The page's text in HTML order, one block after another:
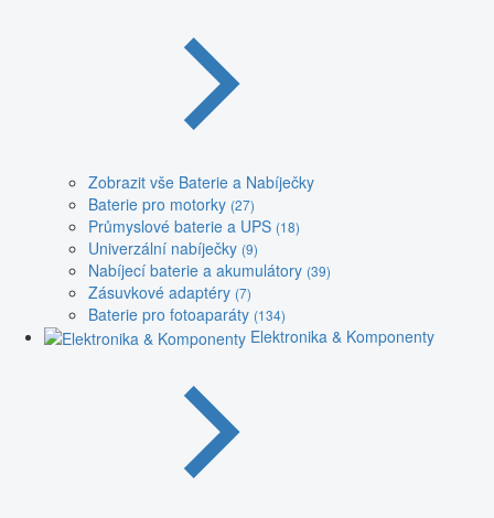
Zobrazit vše Baterie a Nabíječky
Baterie pro motorky (27)
Průmyslové baterie a UPS (18)
Univerzální nabíječky (9)
Nabíjecí baterie a akumulátory (39)
Zásuvkové adaptéry (7)
Baterie pro fotoaparáty (134)
Elektronika & Komponenty